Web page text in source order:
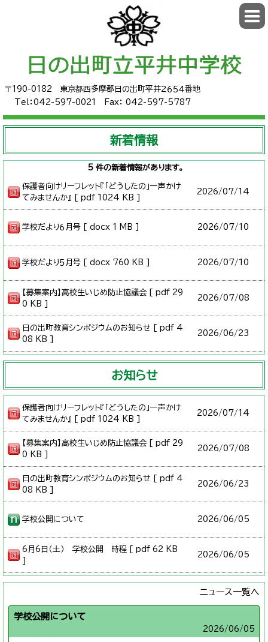
〒190-0182 東京都西多摩郡日の出町平井２６５４番地
Tel：042-597-0021 Fax： 042-597-5787
新着情報
5 件の新着情報があります。
保護者向けリーフレット『「どうしたの」一声かけ
てみませんか』 [ pdf 1024 KB ]
2026/07/14
学校だより６月号 [ docx 1 MB ] 2026/07/10
学校だより５月号 [ docx 760 KB ] 2026/07/10
【募集案内】高校生いじめ防止協議会 [ pdf 29
0 KB ]
2026/07/08
日の出町教育シンポジウムのお知らせ [ pdf 4
08 KB ]
2026/06/23
お知らせ
保護者向けリーフレット『「どうしたの」一声かけ
てみませんか』 [ pdf 1024 KB ]
2026/07/14
【募集案内】高校生いじめ防止協議会 [ pdf 29
0 KB ]
2026/07/08
日の出町教育シンポジウムのお知らせ [ pdf 4
08 KB ]
2026/06/23
学校公開について 2026/06/05
6月6日（土） 学校公開 時程 [ pdf 62 KB
]
2026/06/05
ニュース一覧へ
学校公開について
2026/06/05